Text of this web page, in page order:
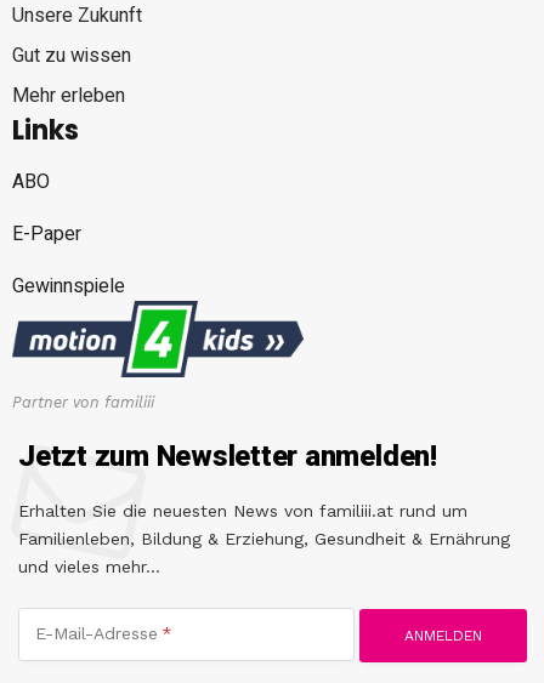
Unsere Zukunft
Gut zu wissen
Mehr erleben
Links
ABO
E-Paper
Gewinnspiele
Partner von familiii
Jetzt zum Newsletter anmelden!
Erhalten Sie die neuesten News von familiii.at rund um
Familienleben, Bildung & Erziehung, Gesundheit & Ernährung
und vieles mehr...
E-Mail-Adresse